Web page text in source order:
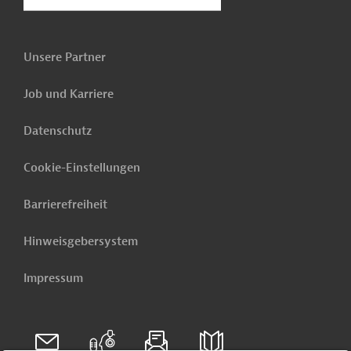
Unsere Partner
Job und Karriere
Datenschutz
Cookie-Einstellungen
Barrierefreiheit
Hinweisgebersystem
Impressum